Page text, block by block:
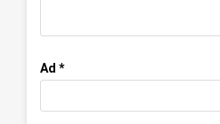
Ad *